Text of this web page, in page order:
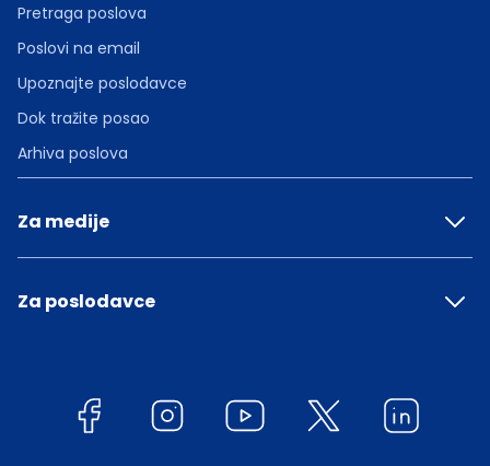
Pretraga poslova
Poslovi na email
Upoznajte poslodavce
Dok tražite posao
Arhiva poslova
Za medije
Za poslodavce